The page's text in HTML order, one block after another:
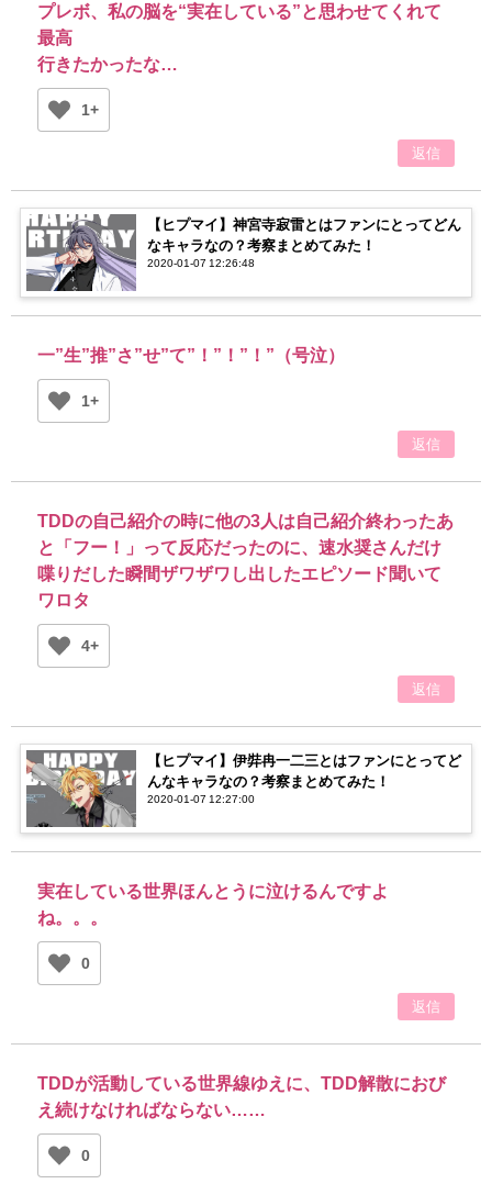
プレボ、私の脳を“実在している”と思わせてくれて
最高
行きたかったな…
1+
返信
【ヒプマイ】神宮寺寂雷とはファンにとってどん
なキャラなの？考察まとめてみた！
2020-01-07 12:26:48
一”生”推”さ”せ”て”！”！”！”（号泣）
1+
返信
TDDの自己紹介の時に他の3人は自己紹介終わったあ
と「フー！」って反応だったのに、速水奨さんだけ
喋りだした瞬間ザワザワし出したエピソード聞いて
ワロタ
4+
返信
【ヒプマイ】伊弉冉一二三とはファンにとってど
んなキャラなの？考察まとめてみた！
2020-01-07 12:27:00
実在している世界ほんとうに泣けるんですよ
ね。。。
0
返信
TDDが活動している世界線ゆえに、TDD解散におび
え続けなければならない……
0